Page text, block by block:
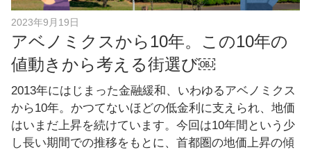
！
2023年9月19日
アベノミクスから10年。この10年の
値動きから考える街選び￼
2013年にはじまった金融緩和、いわゆるアベノミクス
から10年。かつてないほどの低金利に支えられ、地価
はいまだ上昇を続けています。今回は10年間という少
し長い期間での推移をもとに、首都圏の地価上昇の傾